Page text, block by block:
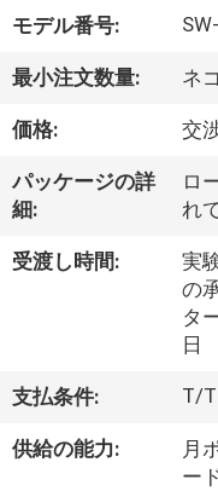
達
つ
い
て
場
旅
モデル番号:
最小注文数量: ネ
価格: 交
パッケージの詳
細:
ロ
れ
受渡し時間:
実
の
タ
日
支払条件: T/T
供給の能力:
月
ー